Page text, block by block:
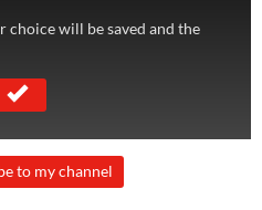
choice will be saved and the
to my channel